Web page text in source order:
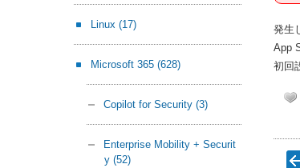
発生
App
初回
Linux (17)
Microsoft 365 (628)
Copilot for Security (3)
Enterprise Mobility + Securit
y (52)